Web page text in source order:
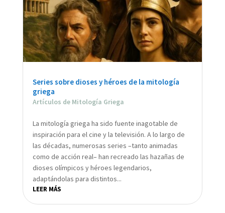
Series sobre dioses y héroes de la mitología
griega
Artículos de Mitología Griega
La mitología griega ha sido fuente inagotable de
inspiración para el cine y la televisión. A lo largo de
las décadas, numerosas series –tanto animadas
como de acción real– han recreado las hazañas de
dioses olímpicos y héroes legendarios,
adaptándolas para distintos...
LEER MÁS